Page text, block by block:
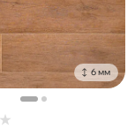
6 мм
★